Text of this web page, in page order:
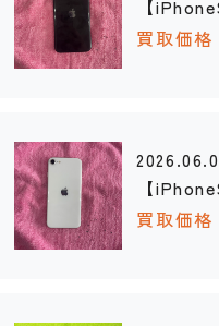
【
ク 《浦
買取価
【
ト 《那
買取価格